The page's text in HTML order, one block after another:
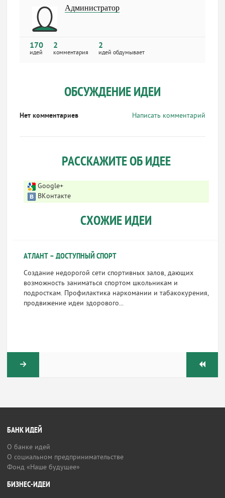
Администратор
170
идей
2
комментария
2
идей обдумывает
ОБСУЖДЕНИЕ ИДЕИ
Написать комментарий
Нет комментариев
РАССКАЖИТЕ ОБ ИДЕЕ
Google+
ВКонтакте
СХОЖИЕ ИДЕИ
АТЛАНТ – ДОСТУПНЫЙ СПОРТ
Создание недорогой сети спортивных залов, дающих
возможность заниматься спортом школьникам и
подросткам. Профилактика наркомании и табакокурения,
продвижение идеи здорового...
БАНК ИДЕЙ
О банке идей
О социальном предпринимательстве
Фонд «Наше будущее»
БИЗНЕС-ИДЕИ